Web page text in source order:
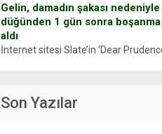
Gelin, damadın şakası nedeniyle
düğünden 1 gün sonra boşanma
aldı
İnternet sitesi Slate’in ‘Dear
Son Yazılar